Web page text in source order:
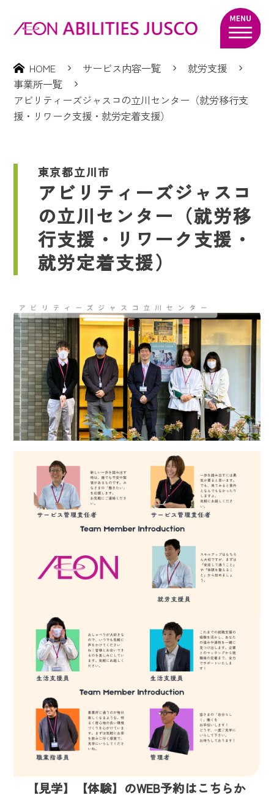
HOME サービス内容一覧
就労支援
事業所一覧
アビリティーズジャスコの立川センター（就労移行支
援・リワーク支援・就労定着支援）
東京都立川市
アビリティーズジャスコ
の立川センター（就労移
行支援・リワーク支援・
就労定着支援）
【見学】【体験】のWEB予約はこちらか